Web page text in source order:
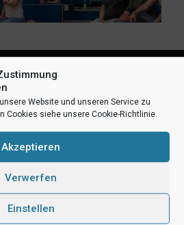
Website und unseren Service zu
Cookies siehe unsere Cookie-Richtlinie.
Akzeptieren
Verwerfen
Einstellen
auf Social Media